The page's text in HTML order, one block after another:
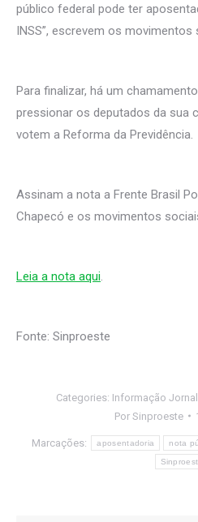
público federal pode ter
INSS”, escrevem os movimentos
Para finalizar, há um
pressionar os deputados da sua
votem a Reforma da Previdência.
Assinam a nota a Frente Brasil
Chapecó e os movimentos
Leia a nota aqui.
Fonte: Sinproeste
Categories: Informação
Por Sinproeste
Marcações: aposentadoria nota